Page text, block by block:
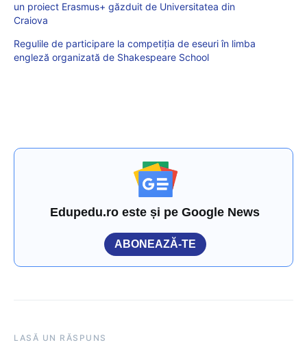
un proiect Erasmus+ găzduit de Universitatea din
Craiova
Regulile de participare la competiția de eseuri în limba
engleză organizată de Shakespeare School
Edupedu.ro este și pe Google News
ABONEAZĂ-TE
LASĂ UN RĂSPUNS